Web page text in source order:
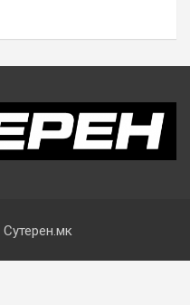
Сутерен.мк